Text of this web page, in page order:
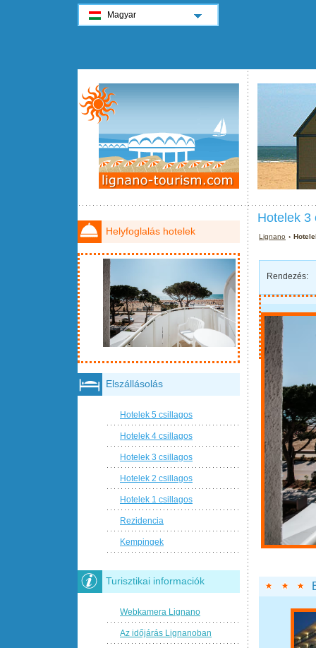
Hotelek 3
Lignano ›
Rendezés:
Helyfoglalás hotelek
Elszállásolás
Hotelek 5 csillagos
Hotelek 4 csillagos
Hotelek 3 csillagos
Hotelek 2 csillagos
Hotelek 1 csillagos
Rezidencia
Kempingek
Turisztikai informaciók
Webkamera Lignano
Az időjárás Lignanoban
Magyar